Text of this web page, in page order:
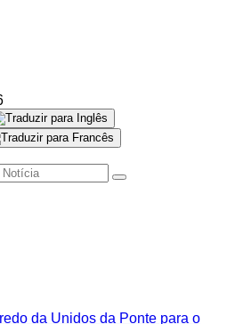
da Unidos da Ponte para o